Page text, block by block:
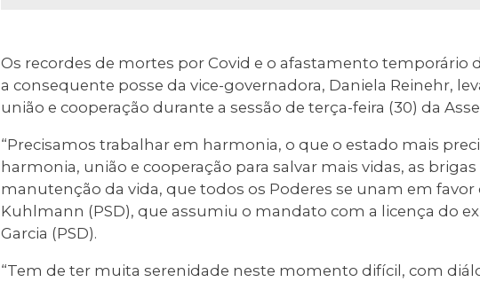
Os recordes de mortes por Covid e o afastamento temporário
a consequente posse da vice-governadora, Daniela Reinehr,
união e cooperação durante a sessão de terça-feira (30) da
“Precisamos trabalhar em harmonia, o que o estado mais
harmonia, união e cooperação para salvar mais vidas, as
manutenção da vida, que todos os Poderes se unam em favor
Kuhlmann (PSD), que assumiu o mandato com a licença do
Garcia (PSD).
“Tem de ter muita serenidade neste momento difícil, com